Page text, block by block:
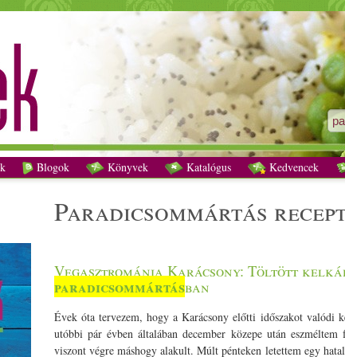
paradicsommártás receptek - Vegetáriánus receptek
Blogok Könyvek Katalógus Kedvencek
paradicsommártás
Vegasztrománia Karácsony: Töltött
paradicsommártásban
Évek óta tervezem, hogy a Karácsony előtti időszakot valódi
utóbbi pár évben általában december közepe után
viszont végre máshogy alakult. Múlt pénteken letettem egy